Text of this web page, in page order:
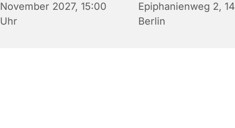
November 2027, 15:00
Uhr
Epiphanienweg 2,
Berlin